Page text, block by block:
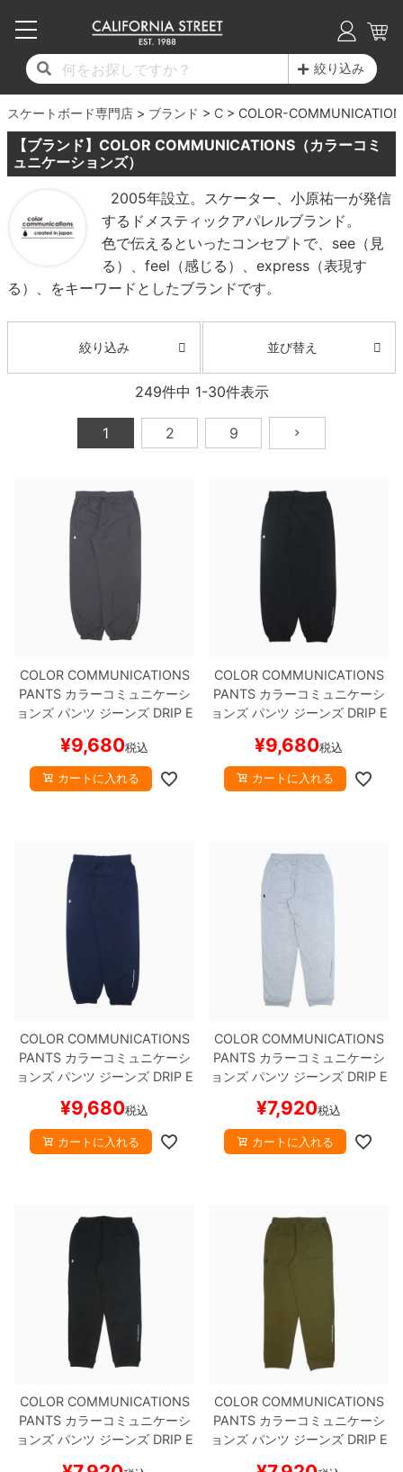
絞り込み
スケートボード専門店 ブランド C COLOR-
【ブランド】COLOR COMMUNICATIONS（カラーコミ
ュニケーションズ）
2005年設立。スケーター、小原祐一が発信
するドメスティックアパレルブランド。
色で伝えるといったコンセプトで、see（見
る）、feel（感じる）、express（表現す
る）、をキーワードとしたブランドです。
絞り込み 並び替え
249件中 1-30件表示
1 2 9
COLOR COMMUNICATIONS
PANTSカラーコミュニケーシ
ョンズパンツ ジーンズDRIP E
スケートボード スケボー
¥9,680税込
カートに入れる
COLOR COMMUNICATIONS
PANTSカラーコミュニケーシ
ョンズパンツ ジーンズDRIP E
スケートボード スケボー
¥9,680税込
カートに入れる
COLOR COMMUNICATIONS
PANTSカラーコミュニケーシ
ョンズパンツ ジーンズDRIP E
ケートボード スケボー
¥9,680税込
カートに入れる
COLOR COMMUNICATIONS
PANTSカラーコミュニケーシ
ョンズパンツ ジーンズDRIP E
ケートボード スケボー
¥7,920税込
カートに入れる
COLOR COMMUNICATIONS
PANTSカラーコミュニケーシ
ョンズパンツ ジーンズDRIP E
COLOR COMMUNICATIONS
PANTSカラーコミュニケーシ
ョンズパンツ ジーンズDRIP E
17時までのご注文は当日発送！
11,000円以上で送料無料！
毎月1日はポイント5倍！10日と20日は3倍！
コンプリートセット（完成品）
17時までのご注文は当日発送！
11,000円以上で送料無料！
毎月1日はポイント5倍！10日と20日は3倍！
デッキ新着一覧
デッキブランド一覧（全てのデッキ）
サイズからデッキを選ぶ
子供用デッキ
7.0inch以下
7.2inch
7.6inch
8.4inch
8.5inch
8.6inch
8.9inch
9.0inch以上
シェイプデッキ
高性能デッキ
17時までのご注文は当日発送！
11,000円以上で送料無料！
毎月1日はポイント5倍！10日と20日は3倍！
トラック新着一覧
トラックブランド一覧（全てのトラック）
適合デッキサイズから選ぶ
7.0inch以下
7.2inch
7.3inch
7.7inch
8.5inch
8.6inch
8.7inch
9.0inch以上
ウィール
17時までのご注文は当日発送！
11,000円以上で送料無料！
毎月1日はポイント5倍！10日と20日は3倍！
ウィール新着一覧
ウィールブランド一覧（全てのウィール）
ウィールをサイズから選ぶ
50mm
51mm
52mm
55mm
64mm
65mm
スピットファイヤー F4（フォーミュラフォ
ー）
ソフトウィール（クルーザー）
ベアリング
足回りセット（トラック・ウィールセット）
練習用アイテム（初心者におすすめ）
スケートケース・バッグ
メディア（雑誌・DVD・CD）
17時までのご注文は当日発送！
11,000円以上で送料無料！
毎月1日はポイント5倍！10日と20日は3倍！
シューズ新着一覧
シューズブランド一覧
シューズをサイズから選ぶ
20cm
21cm
22cm
23.5cm
27.5cm
28cm
28.5cm
サンダル
インソール
シューレース・その他
17時までのご注文は当日発送！
11,000円以上で送料無料！
毎月1日はポイント5倍！10日と20日は3倍！
Tシャツ
ロングスリーブTシャツ
ジャケット
パーカー
トレーナー・セーター
7分袖シャツ・ラグラン
キャップ
ソックス
アンダーウエア
サイズの測り方
17時までのご注文は当日発送！
11,000円以上で送料無料！
毎月1日はポイント5倍！10日と20日は3倍！
最新ブログ一覧
17時までのご注文は当日発送！
11,000円以上で送料無料！
毎月1日はポイント5倍！10日と20日は3倍！
初心者の方へ
スタッフおすすめアイテム
ブランド紹介
スケートパーク情報
17時までのご注文は当日発送！
11,000円以上で送料無料！
毎月1日はポイント5倍！10日と20日は3倍！
店舗情報
ショップライダー紹介
カリフォルニアストリートの歴史
プライバシーポリシー
特定商取引法に基づく表記